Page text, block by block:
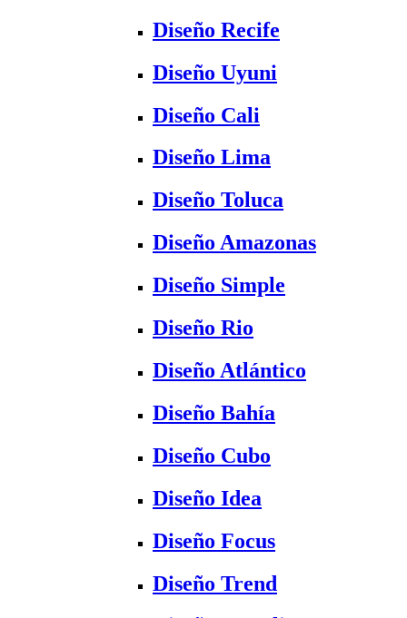
Diseño Recife
Diseño Uyuni
Diseño Cali
Diseño Lima
Diseño Toluca
Diseño Amazonas
Diseño Simple
Diseño Rio
Diseño Atlántico
Diseño Bahía
Diseño Cubo
Diseño Idea
Diseño Focus
Diseño Trend